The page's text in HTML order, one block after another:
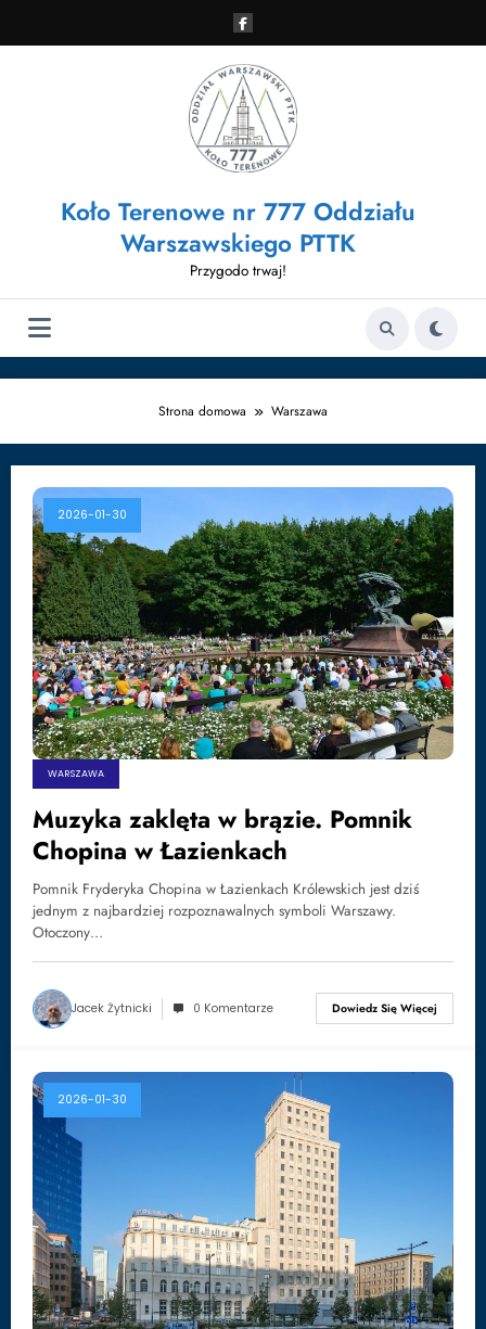
treści
Koło Terenowe nr 777 Oddziału
Warszawskiego PTTK
Przygodo trwaj!
Strona domowa Warszawa
2026-01-30
WARSZAWA
Muzyka zaklęta w brązie. Pomnik
Chopina w Łazienkach
Pomnik Fryderyka Chopina w Łazienkach Królewskich jest dziś
jednym z najbardziej rozpoznawalnych symboli Warszawy.
Otoczony…
Jacek Żytnicki 0 Komentarze Dowiedz Się Więcej
2026-01-30